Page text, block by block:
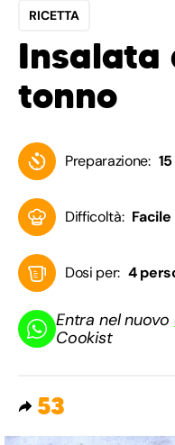
RICETTA
Insalata
tonno
Preparazione:
Difficoltà: Facile
Dosi per: 4
Entra nel nuovo
Cookist
53